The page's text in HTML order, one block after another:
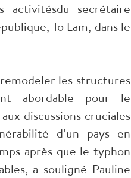
activitésdu secrétaire
To Lam, dans le
les structures
abordable pour le
discussions cruciales
d’un pays en
après que le typhon
a souligné Pauline